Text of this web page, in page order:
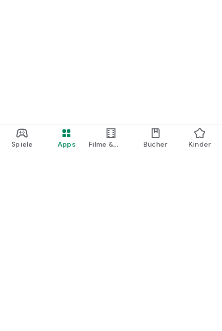
Spiele Apps
Filme &
Bücher Kinder